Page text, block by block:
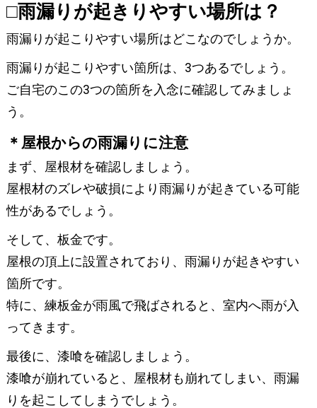
□雨漏りが起きりやすい場所は？
雨漏りが起こりやすい場所はどこなのでしょうか。
雨漏りが起こりやすい箇所は、3つあるでしょう。
ご自宅のこの3つの箇所を入念に確認してみましょ
う。
＊屋根からの雨漏りに注意
まず、屋根材を確認しましょう。
屋根材のズレや破損により雨漏りが起きている可能
性があるでしょう。
そして、板金です。
屋根の頂上に設置されており、雨漏りが起きやすい
箇所です。
特に、練板金が雨風で飛ばされると、室内へ雨が入
ってきます。
最後に、漆喰を確認しましょう。
漆喰が崩れていると、屋根材も崩れてしまい、雨漏
りを起こしてしまうでしょう。